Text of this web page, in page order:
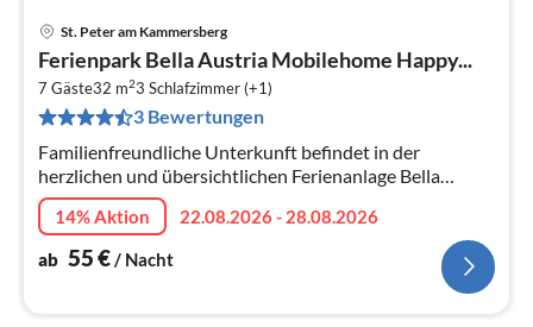
St. Peter am Kammersberg
Ferienpark Bella Austria Mobilehome Happy...
7 Gäste32 m23 Schlafzimmer (+1)
3 Bewertungen
Familienfreundliche Unterkunft befindet in der
herzlichen und übersichtlichen Ferienanlage Bella
Austria inmitten von viel Grün in der wunderschönen
Steiermark in Österreich.
14% Aktion
22.08.2026 - 28.08.2026
ab 55€/ Nacht